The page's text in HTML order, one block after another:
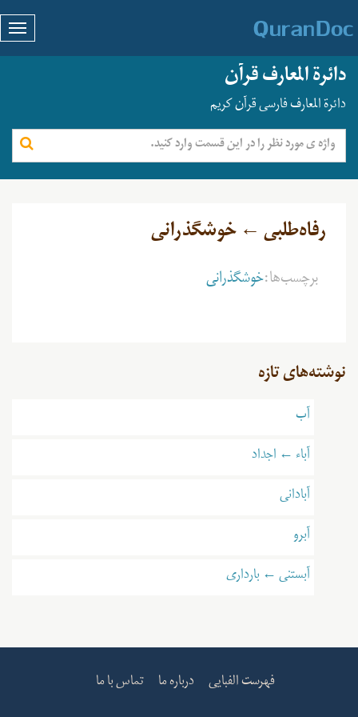
دائرة المعارف قرآن
دائرة المعارف فارسی قرآن کریم
رفاه‌طلبی ← خوشگذرانی
برچسب‌ها:خوشگذرانی
نوشته‌های تازه
آب
آباء ← اجداد
آبادانی
آبرو
آبستنی ← بارداری
فهرست الفبایی درباره ما تماس با ما